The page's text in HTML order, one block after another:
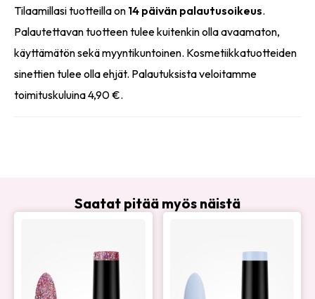
Tilaamillasi tuotteilla on 14 päivän palautusoikeus.
Palautettavan tuotteen tulee kuitenkin olla avaamaton,
käyttämätön sekä myyntikuntoinen. Kosmetiikkatuotteiden
sinettien tulee olla ehjät. Palautuksista veloitamme
toimituskuluina 4,90 €.
Saatat pitää myös näistä